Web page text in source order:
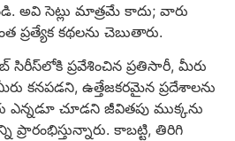
అవి సెట్లు మాత్రమే కాదు; వారు
ప్రత్యేక కథలను చెబుతారు.
సిరీస్‌లోకి ప్రవేశించిన ప్రతిసారీ, మీరు
కనపడని, ఉత్తేజకరమైన ప్రదేశాలను
చూడని జీవితపు ముక్కను
కాబట్టి, తిరిగి